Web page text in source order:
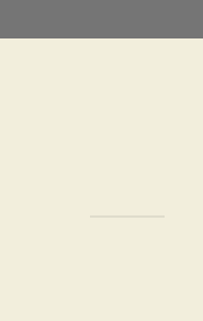
Hauptinhalt